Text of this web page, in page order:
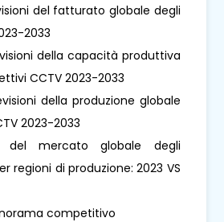
del fatturato globale degli
2033
della capacità produttiva
CCTV 2023-2033
della produzione globale
2023-2033
del mercato globale degli
regioni di produzione: 2023 VS
competitivo